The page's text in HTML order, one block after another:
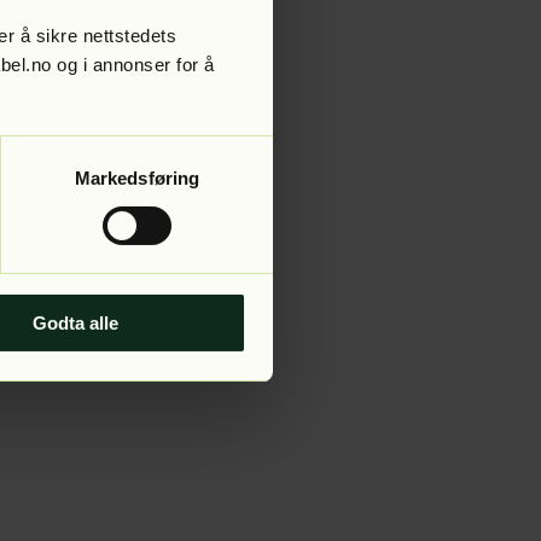
å sikre nettstedets
og i annonser for å
Markedsføring
Godta alle